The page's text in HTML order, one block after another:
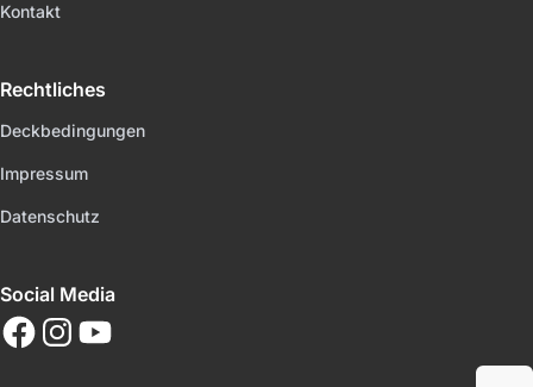
Kontakt
Rechtliches
Deckbedingungen
Impressum
Datenschutz
Social Media